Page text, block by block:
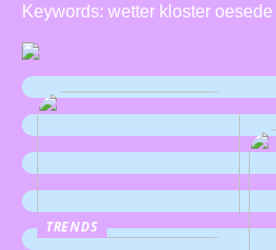
Keywords: wetter kloster oesede
TRENDS